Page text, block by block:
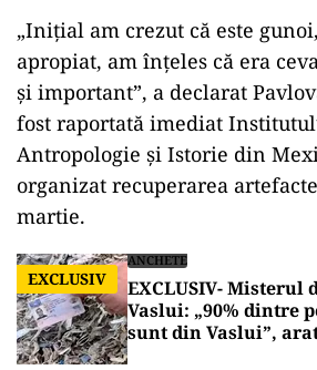
„Inițial am crezut că este
apropiat, am înțeles că era
și important”, a declarat
fost raportată imediat
Antropologie și Istorie din
organizat recuperarea
martie.
EXCLUSIV
ANCHETE
EXCLUSIV- Misterul
Vaslui: „90% dintre
sunt din Vaslui”,